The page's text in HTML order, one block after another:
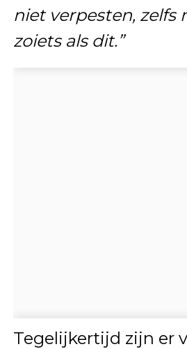
niet verpesten, zelfs
zoiets als dit.”
Tegelijkertijd zijn er